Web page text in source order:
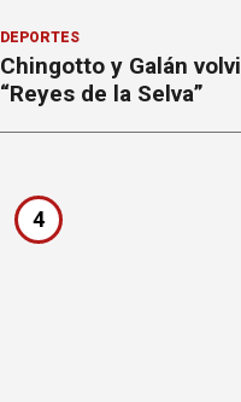
DEPORTES
Chingotto y Galán
“Reyes de la Selva”
4